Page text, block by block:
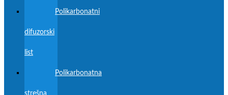
Polikarbonatni
difuzorski
list
Polikarbonatna
strešna